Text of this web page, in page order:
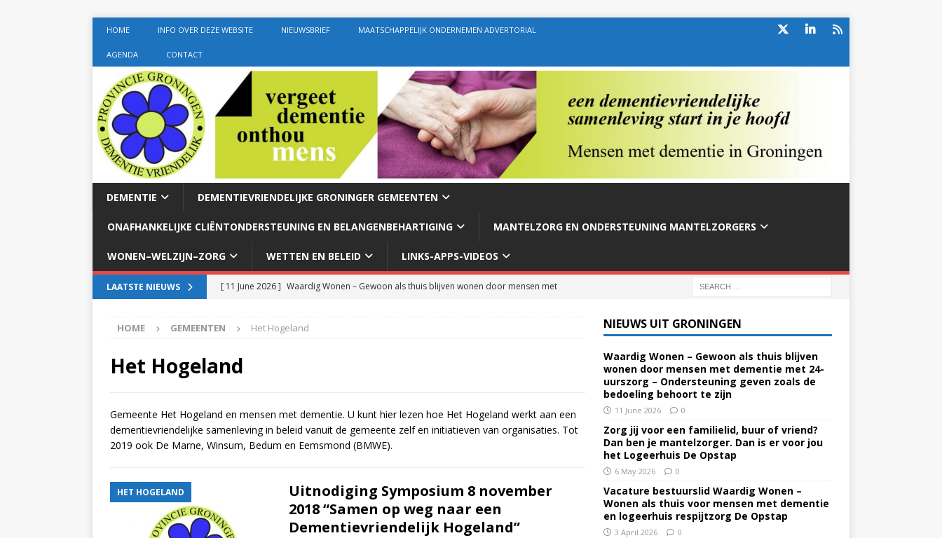
HOME INFO OVER DEZE WEBSITE NIEUWSBRIEF MAATSCHAPPELIJK ONDERNEMEN ADVERTORIAL
AGENDA CONTACT
DEMENTIE DEMENTIEVRIENDELIJKE GRONINGER GEMEENTEN
ONAFHANKELIJKE CLIËNTONDERSTEUNING EN BELANGENBEHARTIGING MANTELZORG EN ONDERSTEUNING MANTELZORGERS
WONEN–WELZIJN–ZORG WETTEN EN BELEID LINKS-APPS-VIDEOS
LAATSTE NIEUWS [ 11 June 2026 ] Waardig Wonen – Gewoon als thuis blijven wonen door mensen met
APPINGEDAM
[ 6 May 2026 ]
NIEUWS
[ 6 April 2026 ] Nieuwsbrief April 2026 – Mensen met dementie in Groningen
Nieuwsbrief Juni-Juli 2026 – Mensen met dementie in Groningen
ALGEMEEN NIEUWS
HOME GEMEENTEN Het Hogeland
Het Hogeland
Gemeente Het Hogeland en mensen met dementie. U kunt hier lezen hoe Het Hogeland werkt aan een
dementievriendelijke samenleving in beleid vanuit de gemeente zelf en initiatieven van organisaties. Tot
2019 ook De Marne, Winsum, Bedum en Eemsmond (BMWE).
HET HOGELAND
Uitnodiging Symposium 8 november
2018 “Samen op weg naar een
Dementievriendelijk Hogeland”
NIEUWS UIT GRONINGEN
Waardig Wonen – Gewoon als thuis blijven
wonen door mensen met dementie met 24-
uurszorg – Ondersteuning geven zoals de
bedoeling behoort te zijn
11 June 2026 0
Zorg jij voor een familielid, buur of vriend?
Dan ben je mantelzorger. Dan is er voor jou
het Logeerhuis De Opstap
6 May 2026 0
Vacature bestuurslid Waardig Wonen –
Wonen als thuis voor mensen met dementie
en logeerhuis respijtzorg De Opstap
3 April 2026 0